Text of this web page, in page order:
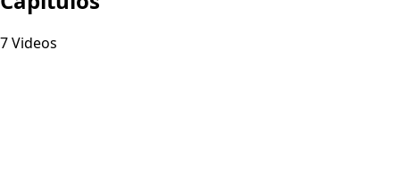
7 Videos